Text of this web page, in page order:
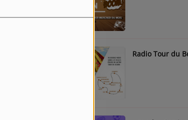
Radio Tour du